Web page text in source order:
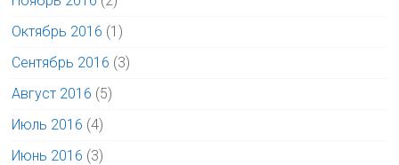
Октябрь 2016 (1)
Сентябрь 2016 (3)
Август 2016 (5)
Июль 2016 (4)
Июнь 2016 (3)